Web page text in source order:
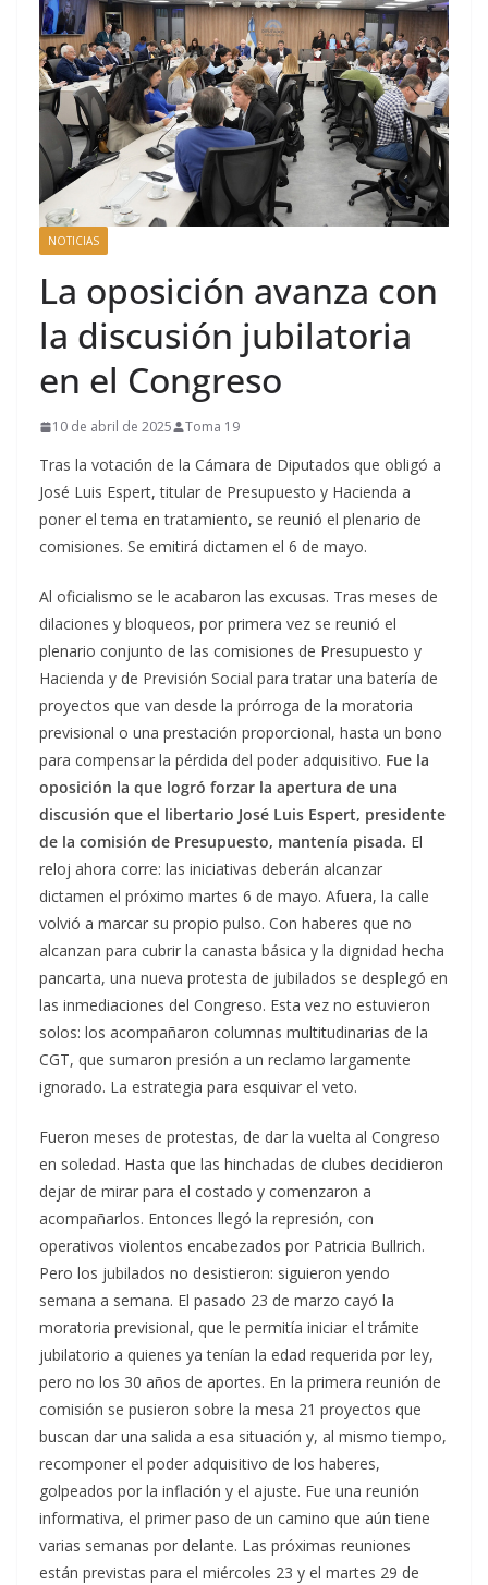
NOTICIAS
La oposición avanza con
la discusión jubilatoria
en el Congreso
10 de abril de 2025 Toma 19
Tras la votación de la Cámara de Diputados que obligó a
José Luis Espert, titular de Presupuesto y Hacienda a
poner el tema en tratamiento, se reunió el plenario de
comisiones. Se emitirá dictamen el 6 de mayo.
Al oficialismo se le acabaron las excusas. Tras meses de
dilaciones y bloqueos, por primera vez se reunió el
plenario conjunto de las comisiones de Presupuesto y
Hacienda y de Previsión Social para tratar una batería de
proyectos que van desde la prórroga de la moratoria
previsional o una prestación proporcional, hasta un bono
para compensar la pérdida del poder adquisitivo. Fue la
oposición la que logró forzar la apertura de una
discusión que el libertario José Luis Espert, presidente
de la comisión de Presupuesto, mantenía pisada. El
reloj ahora corre: las iniciativas deberán alcanzar
dictamen el próximo martes 6 de mayo. Afuera, la calle
volvió a marcar su propio pulso. Con haberes que no
alcanzan para cubrir la canasta básica y la dignidad hecha
pancarta, una nueva protesta de jubilados se desplegó en
las inmediaciones del Congreso. Esta vez no estuvieron
solos: los acompañaron columnas multitudinarias de la
CGT, que sumaron presión a un reclamo largamente
ignorado. La estrategia para esquivar el veto.
Fueron meses de protestas, de dar la vuelta al Congreso
en soledad. Hasta que las hinchadas de clubes decidieron
dejar de mirar para el costado y comenzaron a
acompañarlos. Entonces llegó la represión, con
operativos violentos encabezados por Patricia Bullrich.
Pero los jubilados no desistieron: siguieron yendo
semana a semana. El pasado 23 de marzo cayó la
moratoria previsional, que le permitía iniciar el trámite
jubilatorio a quienes ya tenían la edad requerida por ley,
pero no los 30 años de aportes. En la primera reunión de
comisión se pusieron sobre la mesa 21 proyectos que
buscan dar una salida a esa situación y, al mismo tiempo,
recomponer el poder adquisitivo de los haberes,
golpeados por la inflación y el ajuste. Fue una reunión
informativa, el primer paso de un camino que aún tiene
varias semanas por delante. Las próximas reuniones
están previstas para el miércoles 23 y el martes 29 de